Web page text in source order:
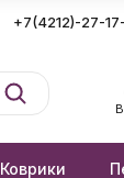
+7(4212)-27-
Коврики